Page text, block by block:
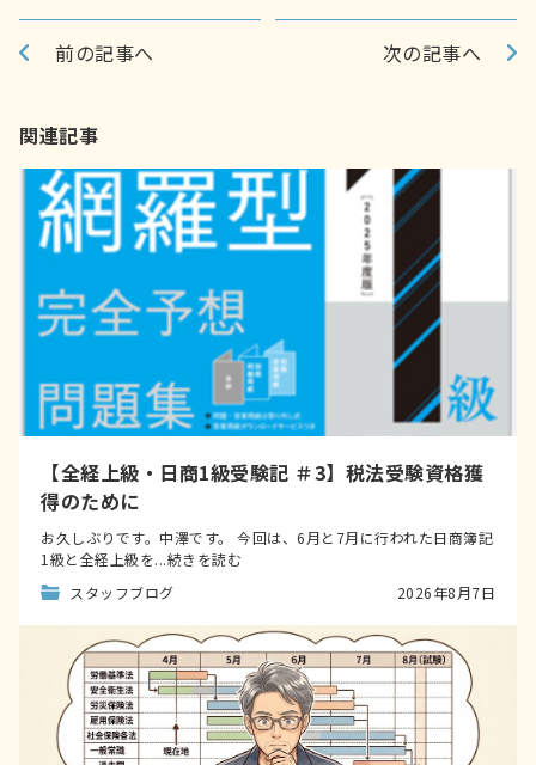
前の記事へ 次の記事へ
関連記事
【全経上級・日商1級受験記 ＃3】税法受験資格獲
得のために
お久しぶりです。中澤です。 今回は、6月と7月に行われた日商簿記
1級と全経上級を...続きを読む
スタッフブログ
2026年8月7日